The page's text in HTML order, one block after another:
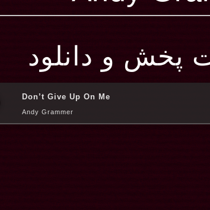
پخش و دانلود
Don’t Give Up On Me
Andy Grammer